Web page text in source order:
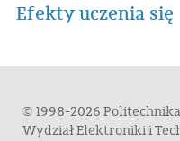
Efekty uczenia się
© 1998-2026
Wydział Elektroniki i